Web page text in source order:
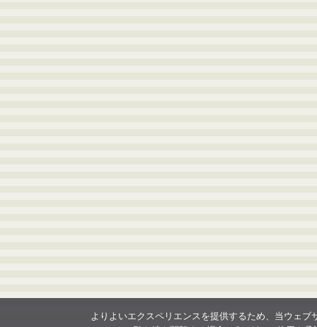
よりよいエクスペリエンスを提供するため、当ウェ